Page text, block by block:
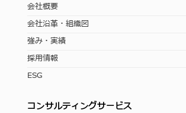
会社概要
会社沿革・組織図
強み・実績
採用情報
ESG
コンサルティングサービス